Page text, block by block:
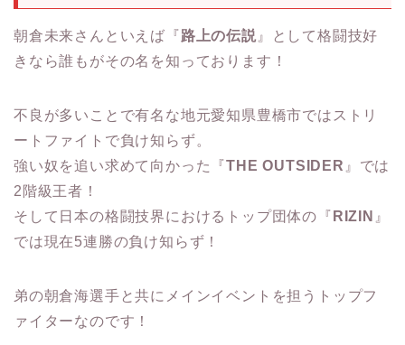
朝倉未来さんといえば『路上の伝説 』として格闘技好
きなら誰もがその名を知っております！
不良が多いことで有名な地元愛知県豊橋市ではストリ
ートファイトで負け知らず。
強い奴を追い求めて向かった『THE OUTSIDER 』では
2階級王者！
そして日本の格闘技界におけるトップ団体の『 RIZIN 』
では現在5連勝の負け知らず！
弟の朝倉海選手と共にメインイベントを担うトップフ
ァイターなのです！